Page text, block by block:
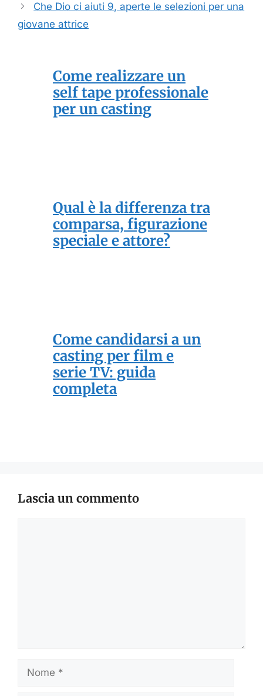
Che Dio ci aiuti 9, aperte le selezioni per una
giovane attrice
Come realizzare un
self tape professionale
per un casting
Qual è la differenza tra
comparsa, figurazione
speciale e attore?
Come candidarsi a un
casting per film e
serie TV: guida
completa
Lascia un commento
Nome